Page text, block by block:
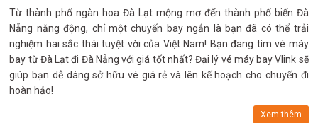
Từ thành phố ngàn hoa Đà Lạt mộng mơ đến thành phố biển Đà
Nẵng năng động, chỉ một chuyến bay ngắn là bạn đã có thể trải
nghiệm hai sắc thái tuyệt vời của Việt Nam! Bạn đang tìm vé máy
bay từ Đà Lạt đi Đà Nẵng với giá tốt nhất? Đại lý vé máy bay Vlink sẽ
giúp bạn dễ dàng sở hữu vé giá rẻ và lên kế hoạch cho chuyến đi
hoàn hảo!
Xem thêm